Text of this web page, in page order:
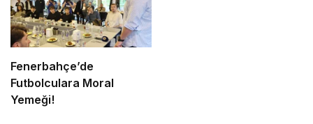
Fenerbahçe’de
Futbolculara Moral
Yemeği!